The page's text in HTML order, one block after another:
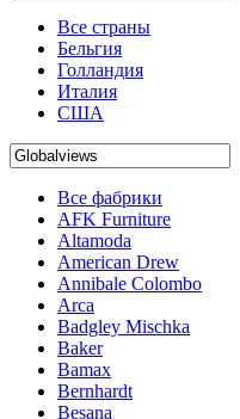
Все страны
Бельгия
Голландия
Италия
США
Все фабрики
AFK Furniture
Altamoda
American Drew
Annibale Colombo
Arca
Badgley Mischka
Baker
Bamax
Bernhardt
Besana